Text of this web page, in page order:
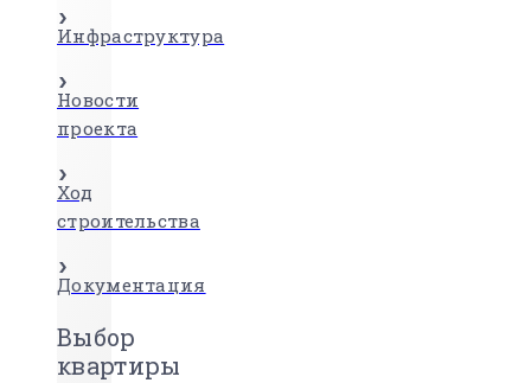
Инфраструктура
Новости
проекта
Ход
строительства
Документация
Выбор
квартиры